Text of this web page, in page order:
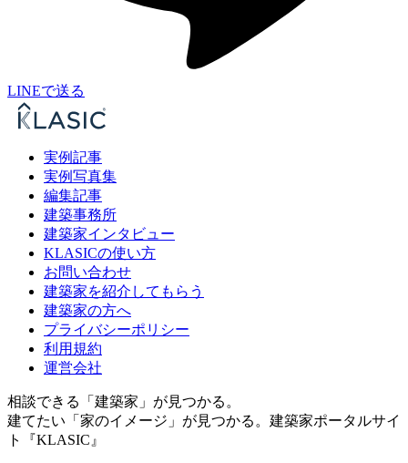
LINEで送る
実例記事
実例写真集
編集記事
建築事務所
建築家インタビュー
KLASICの使い方
お問い合わせ
建築家を紹介してもらう
建築家の方へ
プライバシーポリシー
利用規約
運営会社
相談できる「建築家」が見つかる。
建てたい「家のイメージ」が見つかる。 建築家ポータルサイ
ト『KLASIC』